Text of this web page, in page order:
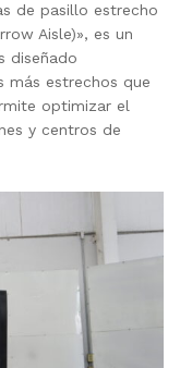
de pasillo estrecho
Aisle)», es un
diseñado
más estrechos que
optimizar el
y centros de